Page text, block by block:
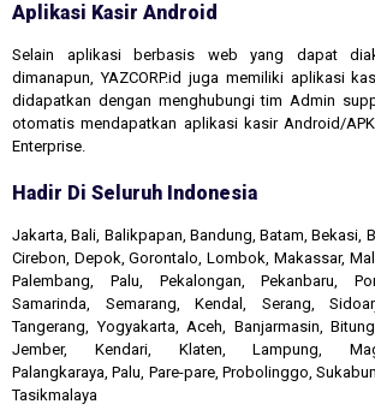
Aplikasi Kasir Android
Selain aplikasi berbasis web yang dapat
dimanapun, YAZCORP.id juga memiliki aplikasi
didapatkan dengan menghubungi tim Admin
otomatis mendapatkan aplikasi kasir Android/
Enterprise.
Hadir Di Seluruh Indonesia
Jakarta, Bali, Balikpapan, Bandung, Batam, Bekasi,
Cirebon, Depok, Gorontalo, Lombok, Makassar,
Palembang, Palu, Pekalongan, Pekanbaru,
Samarinda, Semarang, Kendal, Serang,
Tangerang, Yogyakarta, Aceh, Banjarmasin,
Jember, Kendari, Klaten, Lampung,
Palangkaraya, Palu, Pare-pare, Probolinggo,
Tasikmalaya